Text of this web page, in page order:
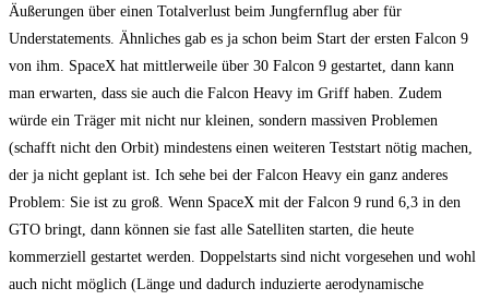
Äußerungen über einen Totalverlust beim Jungfernflug aber für
Understatements. Ähnliches gab es ja schon beim Start der ersten Falcon 9
von ihm. SpaceX hat mittlerweile über 30 Falcon 9 gestartet, dann kann
man erwarten, dass sie auch die Falcon Heavy im Griff haben. Zudem
würde ein Träger mit nicht nur kleinen, sondern massiven Problemen
(schafft nicht den Orbit) mindestens einen weiteren Teststart nötig machen,
der ja nicht geplant ist. Ich sehe bei der Falcon Heavy ein ganz anderes
Problem: Sie ist zu groß. Wenn SpaceX mit der Falcon 9 rund 6,3 in den
GTO bringt, dann können sie fast alle Satelliten starten, die heute
kommerziell gestartet werden. Doppelstarts sind nicht vorgesehen und wohl
auch nicht möglich (Länge und dadurch induzierte aerodynamische